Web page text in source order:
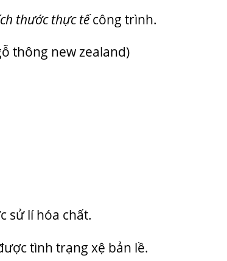
thước thực tếcông trình.
thông new zealand)
sử lí hóa chất.
tình trạng xệ bản lề.